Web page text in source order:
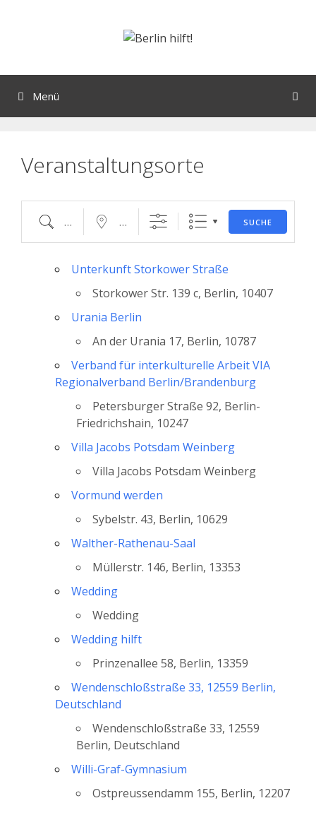
Menü
Veranstaltungsorte
Suche Nahe... SUCHE
Unterkunft Storkower Straße
Storkower Str. 139 c, Berlin, 10407
Urania Berlin
An der Urania 17, Berlin, 10787
Verband für interkulturelle Arbeit VIA
Regionalverband Berlin/Brandenburg
Petersburger Straße 92, Berlin-
Friedrichshain, 10247
Villa Jacobs Potsdam Weinberg
Villa Jacobs Potsdam Weinberg
Vormund werden
Sybelstr. 43, Berlin, 10629
Walther-Rathenau-Saal
Müllerstr. 146, Berlin, 13353
Wedding
Wedding
Wedding hilft
Prinzenallee 58, Berlin, 13359
Wendenschloßstraße 33, 12559 Berlin,
Deutschland
Wendenschloßstraße 33, 12559
Berlin, Deutschland
Willi-Graf-Gymnasium
Ostpreussendamm 155, Berlin, 12207